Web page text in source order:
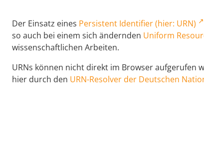
Der Einsatz eines Persistent Identifier (hier: URN)
so auch bei einem sich ändernden Uniform
wissenschaftlichen Arbeiten.
URNs können nicht direkt im Browser aufgerufen
hier durch den URN-Resolver der Deutschen